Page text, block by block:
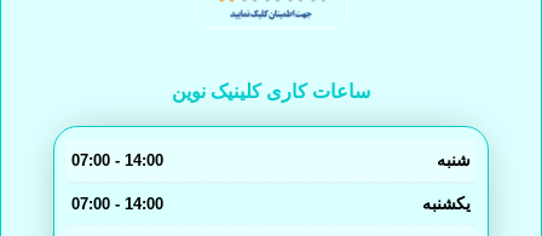
ساعات کاری کلینیک نوین
شنبه 14:00 - 07:00
یکشنبه 14:00 - 07:00